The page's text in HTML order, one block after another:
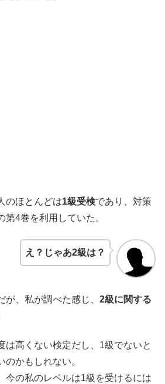
のほとんどは1級受検であり、対策
第4巻を利用していた。
え？じゃあ2級は？
が、私が調べた感じ、 2級に関する
高くない検定だし、1級でないと
のかもしれない。
の私のレベルは1級を受けるには